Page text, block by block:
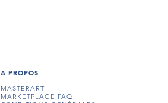
A PROPOS
MASTERART
MARKETPLACE FAQ